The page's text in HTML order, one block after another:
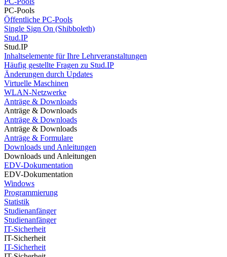
PC-Pools
Öffentliche PC-Pools
Single Sign On (Shibboleth)
Stud.IP
Stud.IP
Inhaltselemente für Ihre Lehrveranstaltungen
Häufig gestellte Fragen zu Stud.IP
Änderungen durch Updates
Virtuelle Maschinen
WLAN-Netzwerke
Anträge & Downloads
Anträge & Downloads
Anträge & Downloads
Anträge & Downloads
Anträge & Formulare
Downloads und Anleitungen
Downloads und Anleitungen
EDV-Dokumentation
EDV-Dokumentation
Windows
Programmierung
Statistik
Studienanfänger
Studienanfänger
IT-Sicherheit
IT-Sicherheit
IT-Sicherheit